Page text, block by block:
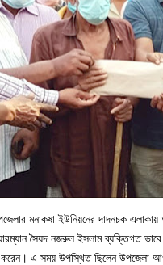
মনাকষা ইউনিয়নের দাদনচক
সৈয়দ নজরুল ইসলাম ব্যক্তিগত
করেন। এ সময় উপস্থিত ছিলেন উপজেলা